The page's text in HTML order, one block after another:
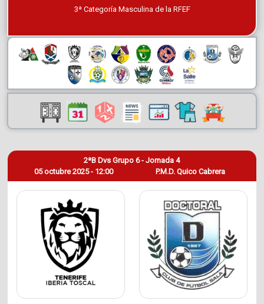
3ª Categoría Masculina de la RFEF
05 octubre 2025 - 12:00
2ªB Dvs Grupo 6 - Jornada 4
P.M.D. Quico Cabrera